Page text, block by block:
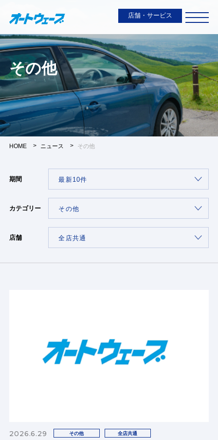
店舗・サービス
その他
HOME ニュース その他
期間
カテゴリー
店舗
2026.6.29 その他 全店共通